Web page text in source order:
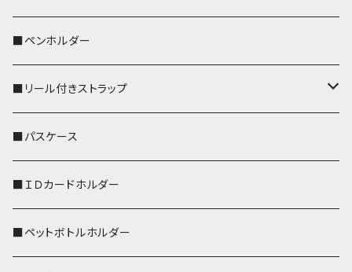
ペンギン
■ペンホルダー
■リール付きストラップ
リールのみ
ストラップ付
■パスケース
■ＩＤカードホルダー
■ペットボトルホルダー